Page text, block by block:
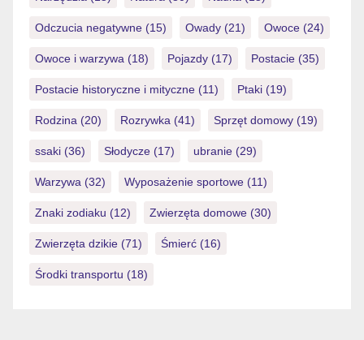
Odczucia negatywne (15) Owady (21) Owoce (24)
Owoce i warzywa (18) Pojazdy (17) Postacie (35)
Postacie historyczne i mityczne (11) Ptaki (19)
Rodzina (20) Rozrywka (41) Sprzęt domowy (19)
ssaki (36) Słodycze (17) ubranie (29)
Warzywa (32) Wyposażenie sportowe (11)
Znaki zodiaku (12) Zwierzęta domowe (30)
Zwierzęta dzikie (71) Śmierć (16)
Środki transportu (18)